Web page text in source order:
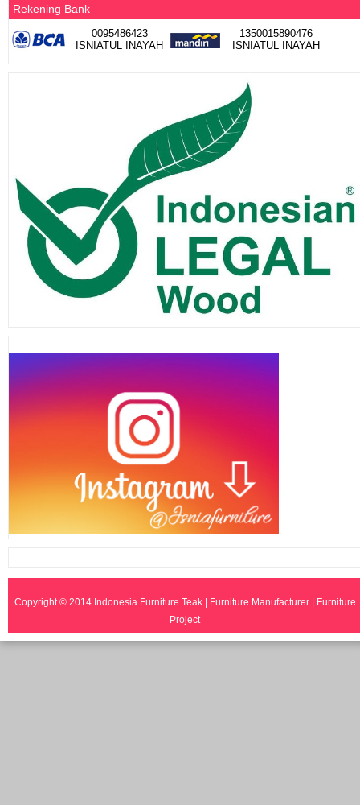
Rekening Bank
0095486423
ISNIATUL INAYAH
1350015890476
ISNIATUL INAYAH
Copyright © 2014 Indonesia Furniture Teak | Furniture Manufacturer | Furniture
Project